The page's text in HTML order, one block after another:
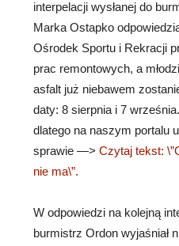
interpelacji wysłanej do
Marka Ostapko
Ośrodek Sportu i Rekracji
prac remontowych, a
asfalt już niebawem
daty: 8 sierpnia i 7
dlatego na naszym portalu
sprawie —> Czytaj tekst:
nie ma\”.
W odpowiedzi na kolejną
burmistrz Ordon wyjaśniał